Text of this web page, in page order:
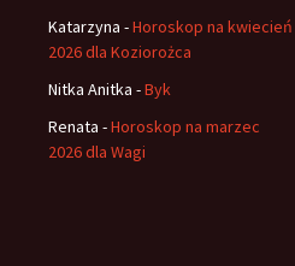
Katarzyna -Horoskop na kwiecień
2026 dla Koziorożca
Nitka Anitka -Byk
Renata -Horoskop na marzec
2026 dla Wagi